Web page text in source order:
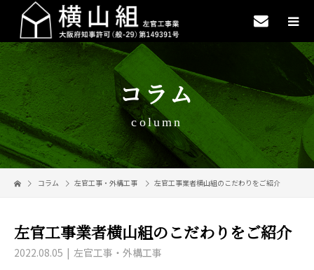
コラム
column
コラム 左官工事・外構工事 左官工事業者横山組のこだわりをご紹介
左官工事業者横山組のこだわりをご紹介
2022.08.05 左官工事・外構工事